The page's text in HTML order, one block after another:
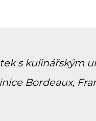
s kulinářským
Bordeaux,